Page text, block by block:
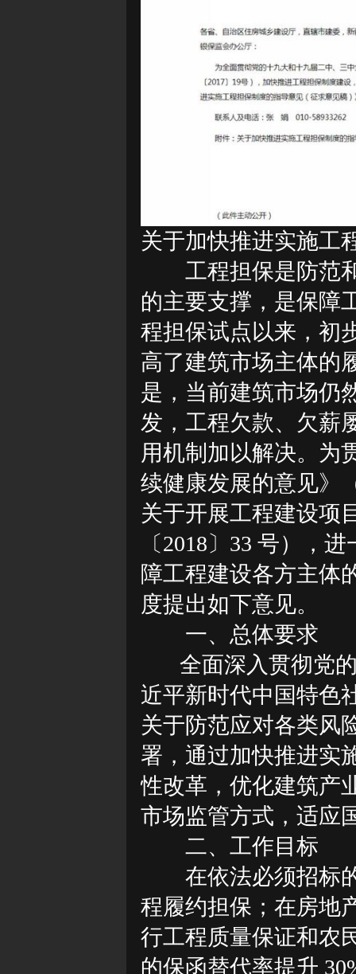
关于加快推进实施工
工程担保是防范
的主要支撑，是保障
程担保试点以来，初
高了建筑市场主体的
是，当前建筑市场仍
发，工程欠款、欠薪
用机制加以解决。为
续健康发展的意见》
关于开展工程建设项
〔2018〕33 号），
障工程建设各方主体
度提出如下意见。
一、总体要求
全面深入贯彻党
近平新时代中国特色
关于防范应对各类风
署，通过加快推进实
性改革，优化建筑产
市场监管方式，适应
二、工作目标
在依法必须招标
程履约担保；在房地
行工程质量保证和农
的保函替代率提升